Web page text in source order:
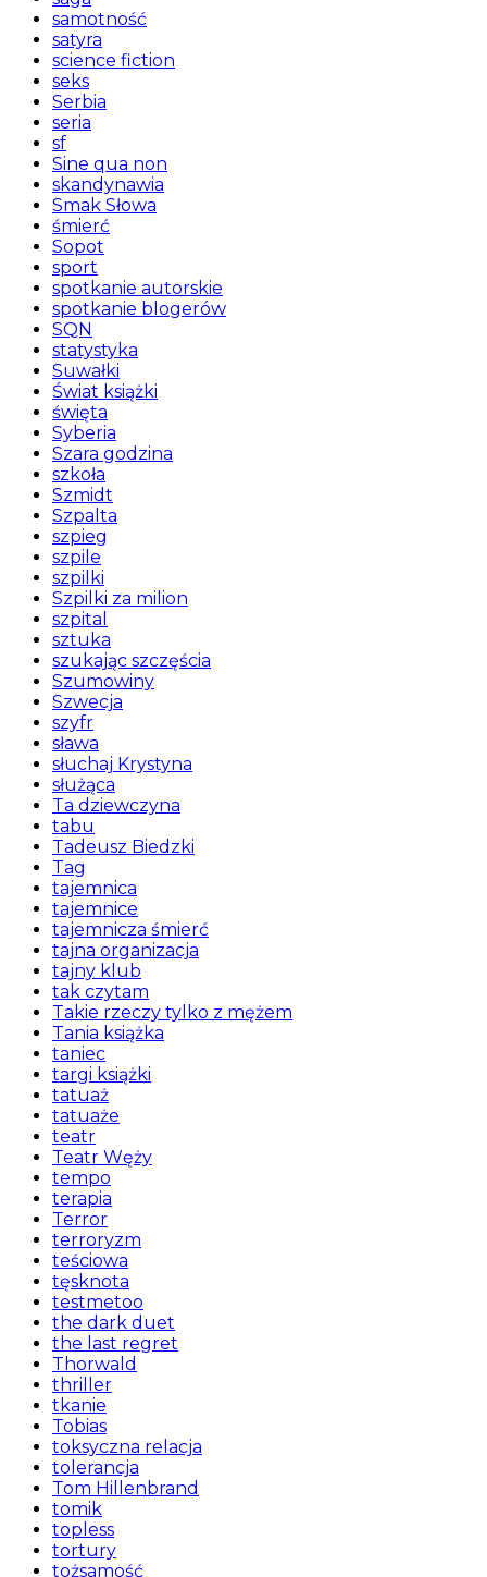
samotność
satyra
science fiction
seks
Serbia
seria
sf
Sine qua non
skandynawia
Smak Słowa
śmierć
Sopot
sport
spotkanie autorskie
spotkanie blogerów
SQN
statystyka
Suwałki
Świat książki
święta
Syberia
Szara godzina
szkoła
Szmidt
Szpalta
szpieg
szpile
szpilki
Szpilki za milion
szpital
sztuka
szukając szczęścia
Szumowiny
Szwecja
szyfr
sława
słuchaj Krystyna
służąca
Ta dziewczyna
tabu
Tadeusz Biedzki
Tag
tajemnica
tajemnice
tajemnicza śmierć
tajna organizacja
tajny klub
tak czytam
Takie rzeczy tylko z mężem
Tania książka
taniec
targi książki
tatuaż
tatuaże
teatr
Teatr Węży
tempo
terapia
Terror
terroryzm
teściowa
tęsknota
testmetoo
the dark duet
the last regret
Thorwald
thriller
tkanie
Tobias
toksyczna relacja
tolerancja
Tom Hillenbrand
tomik
topless
tortury
tożsamość